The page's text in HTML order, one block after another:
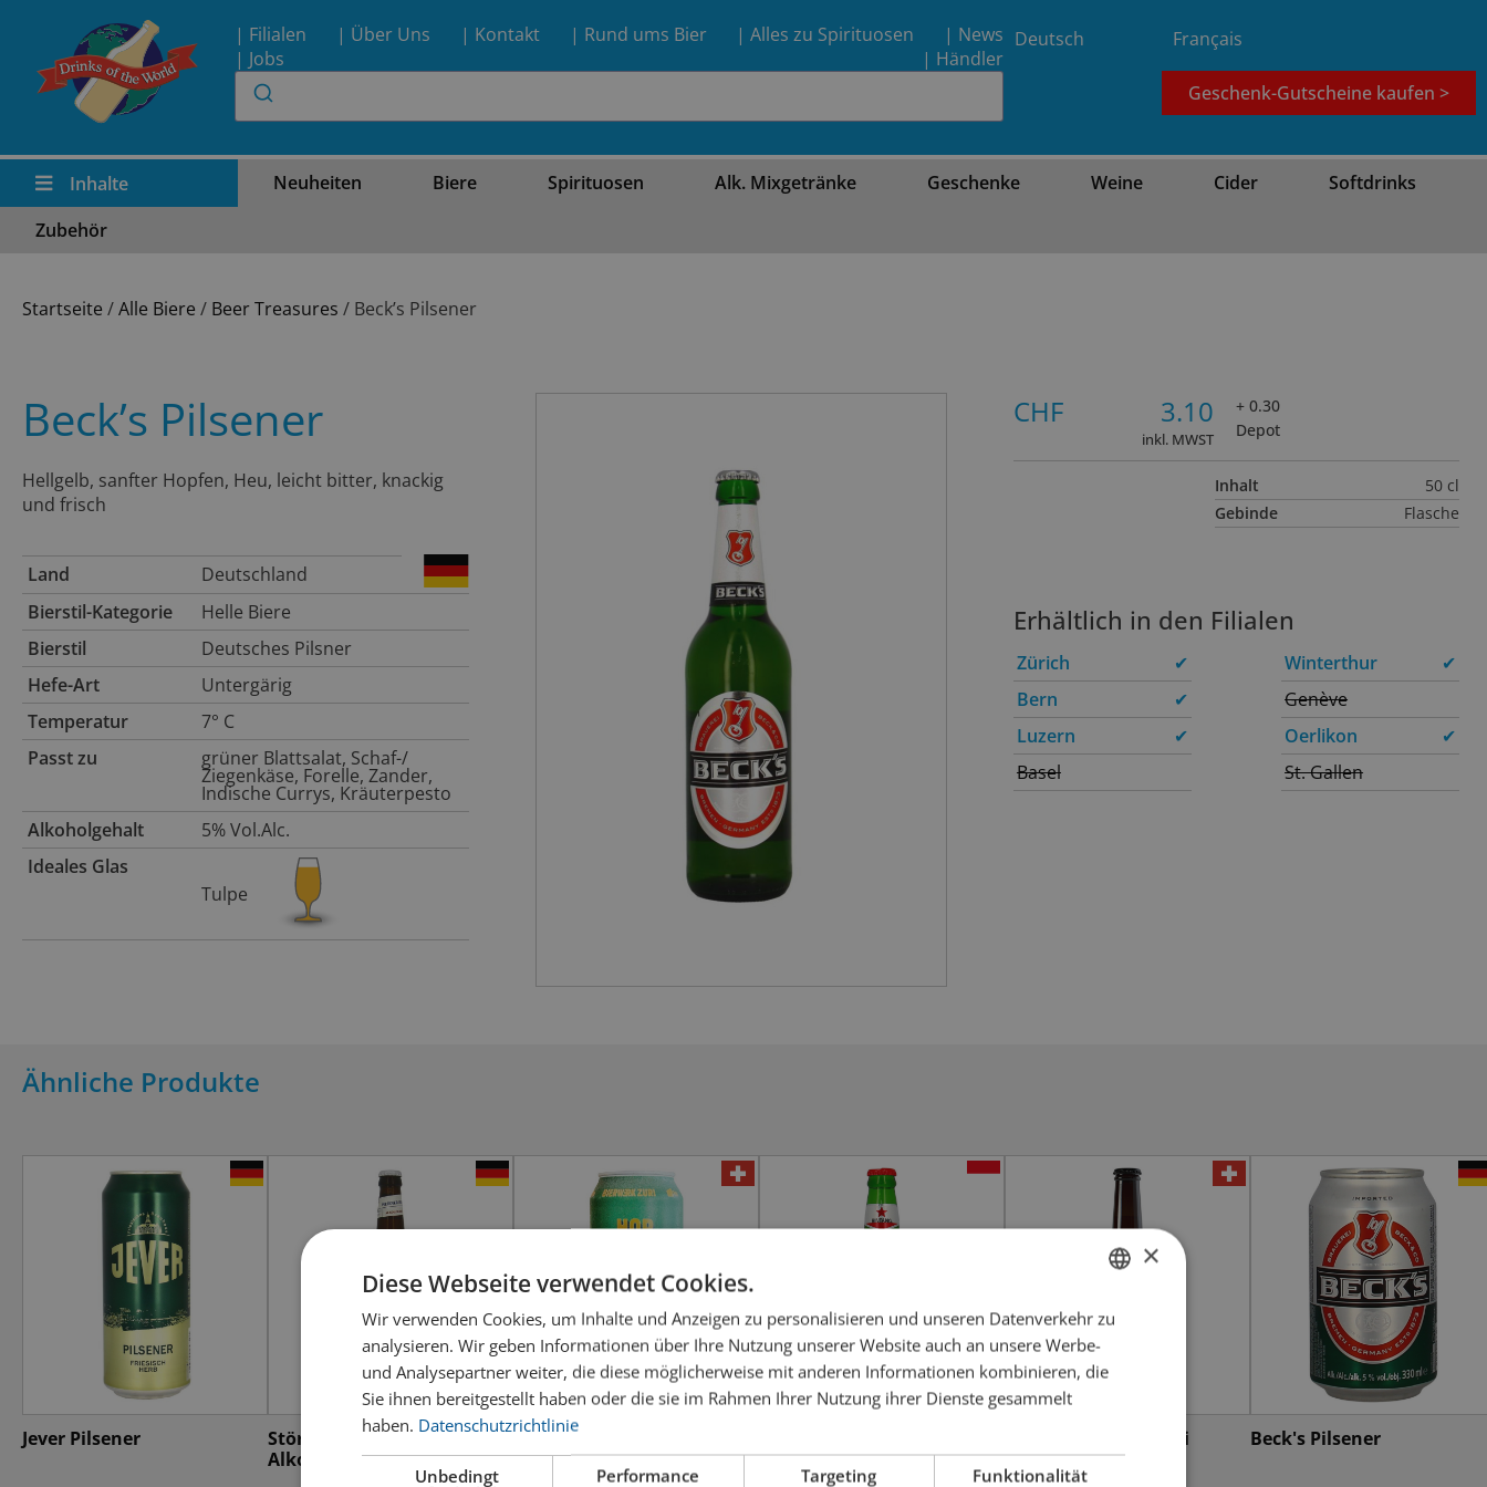
| Filialen | Über Uns | Kontakt | Rund ums Bier | Alles zu Spirituosen
| News
| Jobs
| Händler
Deutsch Français
Geschenk-Gutscheine kaufen >
Inhalte Neuheiten Biere Spirituosen Alk. Mixgetränke Geschenke Weine Cider
Softdrinks
Zubehör
Startseite /Alle Biere / Beer Treasures / Beck’s Pilsener
Beck’s Pilsener
Hellgelb, sanfter Hopfen, Heu, leicht bitter, knackig
und frisch
Land
Deutschland
Bierstil-Kategorie
Helle Biere
Bierstil
Deutsches Pilsner
Hefe-Art
Untergärig
Temperatur
7° C
Passt zu
grüner Blattsalat, Schaf-/
Ziegenkäse, Forelle, Zander,
Indische Currys, Kräuterpesto
Alkoholgehalt
5% Vol.Alc.
Ideales Glas
Tulpe
CHF 3.10
inkl. MWST
+ 0.30
Depot
Inhalt
50 cl
Gebinde
Flasche
Erhältlich in den Filialen
Zürich
✔
Bern
✔
Luzern
✔
Basel
Winterthur
✔
Genève
Oerlikon
✔
St. Gallen
Ähnliche Produkte
Jever Pilsener
Störtebeker Pilsener
Alkoholfrei
Bierwerk Hop Schwiiz
Kellerpils
Berner Lohnbrauerei
Löhner Pils
Beck's Pilsener
GERMAN
FRENCH
×
Diese Webseite verwendet Cookies.
Wir verwenden Cookies, um Inhalte und Anzeigen zu personalisieren und unseren Datenverkehr zu
analysieren. Wir geben Informationen über Ihre Nutzung unserer Website auch an unsere Werbe-
und Analysepartner weiter, die diese möglicherweise mit anderen Informationen kombinieren, die
Sie ihnen bereitgestellt haben oder die sie im Rahmen Ihrer Nutzung ihrer Dienste gesammelt
haben. Datenschutzrichtlinie
Unbedingt
Performance Targeting Funktionalität